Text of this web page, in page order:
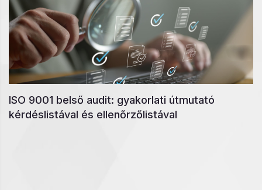
ISO 9001 belső audit: gyakorlati útmutató
kérdéslistával és ellenőrzőlistával